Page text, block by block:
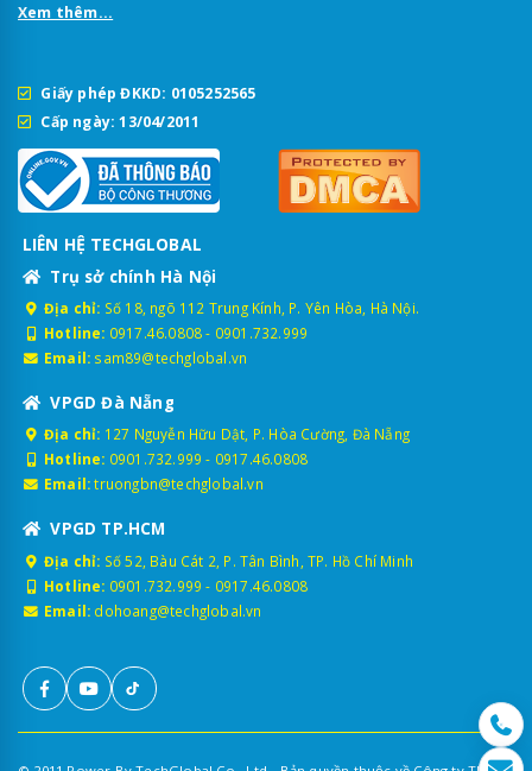
Xem thêm...
Giấy phép ĐKKD: 0105252565
Cấp ngày: 13/04/2011
LIÊN HỆ TECHGLOBAL
Trụ sở chính Hà Nội
Địa chỉ: Số 18, ngõ 112 Trung Kính, P. Yên Hòa, Hà Nội.
Hotline: 0917.46.0808- 0901.732.999
Email: sam89@techglobal.vn
VPGD Đà Nẵng
Địa chỉ: 127 Nguyễn Hữu Dật, P. Hòa Cường, Đà Nẵng
Hotline: 0901.732.999 - 0917.46.0808
Email: truongbn@techglobal.vn
VPGD TP.HCM
Địa chỉ: Số 52, Bàu Cát 2, P. Tân Bình, TP. Hồ Chí Minh
Hotline: 0901.732.999 - 0917.46.0808
Email: dohoang@techglobal.vn